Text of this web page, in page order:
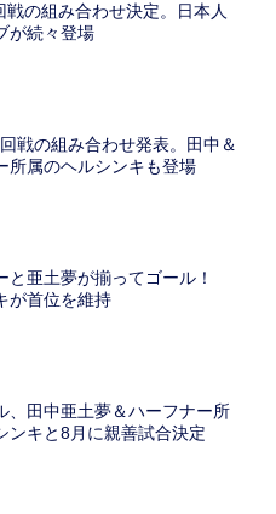
戦の組み合わせ決定。日本人
が続々登場
戦の組み合わせ発表。田中＆
所属のヘルシンキも登場
と亜土夢が揃ってゴール！
が首位を維持
、田中亜土夢＆ハーフナー所
ンキと8月に親善試合決定